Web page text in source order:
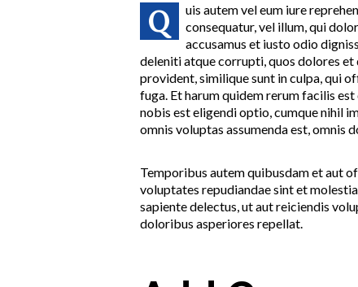
Q
uis autem vel eum iure
consequatur, vel illum, qui
accusamus et iusto odio
deleniti atque corrupti, quos dolores
provident, similique sunt in culpa, qui
fuga. Et harum quidem rerum facilis
nobis est eligendi optio, cumque nihil
omnis voluptas assumenda est, omnis
Temporibus autem quibusdam et aut
voluptates repudiandae sint et
sapiente delectus, ut aut reiciendis
doloribus asperiores repellat.